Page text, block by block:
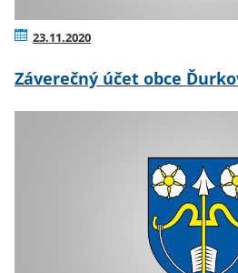
23.11.2020
Záverečný účet obce